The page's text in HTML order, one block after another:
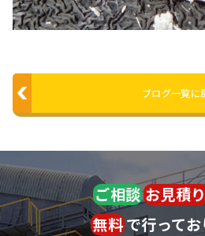
ブログ一覧に
ご相談 お見積
無料で行ってお